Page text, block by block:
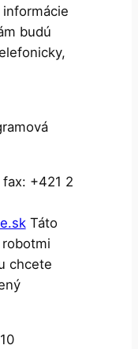
budú
+421 2
Táto
chcete